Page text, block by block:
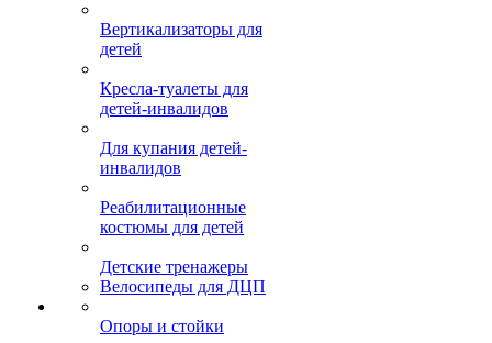
Вертикализаторы для
детей
Кресла-туалеты для
детей-инвалидов
Для купания детей-
инвалидов
Реабилитационные
костюмы для детей
Детские тренажеры
Велосипеды для ДЦП
Опоры и стойки